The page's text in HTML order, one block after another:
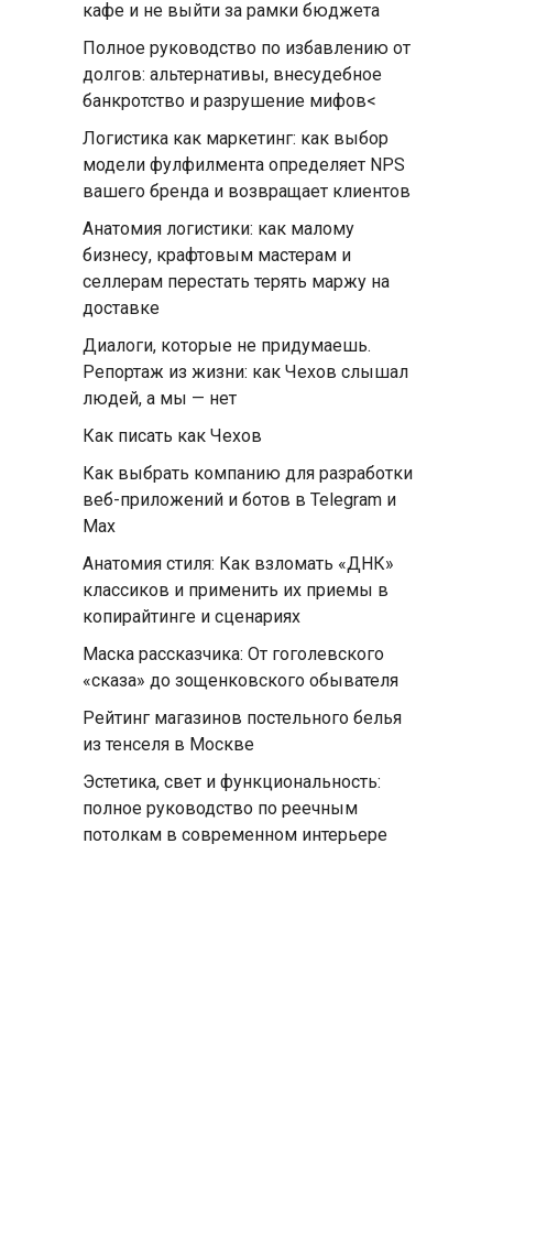
кафе и не выйти за рамки бюджета
Полное руководство по избавлению от
долгов: альтернативы, внесудебное
банкротство и разрушение мифов<
Логистика как маркетинг: как выбор
модели фулфилмента определяет NPS
вашего бренда и возвращает клиентов
Анатомия логистики: как малому
бизнесу, крафтовым мастерам и
селлерам перестать терять маржу на
доставке
Диалоги, которые не придумаешь.
Репортаж из жизни: как Чехов слышал
людей, а мы — нет
Как писать как Чехов
Как выбрать компанию для разработки
веб-приложений и ботов в Telegram и
Max
Анатомия стиля: Как взломать «ДНК»
классиков и применить их приемы в
копирайтинге и сценариях
Маска рассказчика: От гоголевского
«сказа» до зощенковского обывателя
Рейтинг магазинов постельного белья
из тенселя в Москве
Эстетика, свет и функциональность:
полное руководство по реечным
потолкам в современном интерьере